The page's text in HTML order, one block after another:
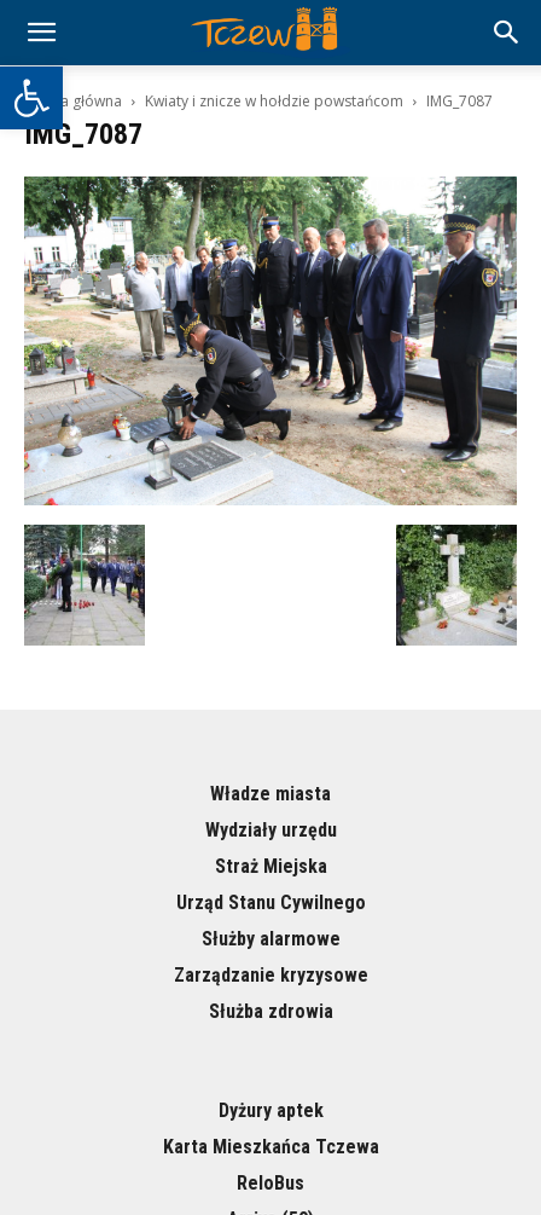
Otwórz pasek narzędzi
Strona główna Kwiaty i znicze w hołdzie powstańcom IMG_7087
IMG_7087
Władze miasta
Wydziały urzędu
Straż Miejska
Urząd Stanu Cywilnego
Służby alarmowe
Zarządzanie kryzysowe
Służba zdrowia
Dyżury aptek
Karta Mieszkańca Tczewa
ReloBus